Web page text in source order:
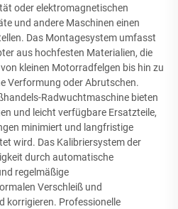
oder elektromagnetischen
und andere Maschinen einen
Das Montagesystem umfasst
aus hochfesten Materialien, die
kleinen Motorradfelgen bis hin zu
Verformung oder Abrutschen.
Radwuchtmaschine bieten
und leicht verfügbare Ersatzteile,
minimiert und langfristige
wird. Das Kalibriersystem der
durch automatische
regelmäßige
Verschleiß und
korrigieren. Professionelle